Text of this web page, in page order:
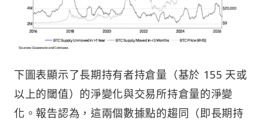
下圖表顯示了長期持有者持倉量（基於 155 天或
以上的閾值）的淨變化與交易所持倉量的淨變
化。報告認為，這兩個數據點的趨同（即長期持